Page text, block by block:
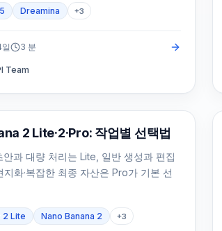
Dreamina +3
3 분
Team
2 Lite·2·Pro: 작업별 선택법
과 대량 처리는 Lite, 일반 생성과 편집
지화·복잡한 최종 자산은 Pro가 기본 선
2 Lite Nano Banana 2 +3